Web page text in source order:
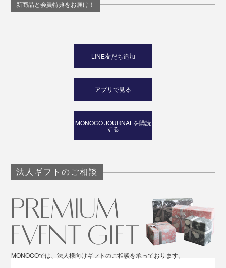
新商品と会員特典をお届け！
LINE友だち追加
アプリで見る
MONOCO JOURNALを購読
する
法人ギフトのご相談
MONOCOでは、法人様向けギフトのご相談を承っております。